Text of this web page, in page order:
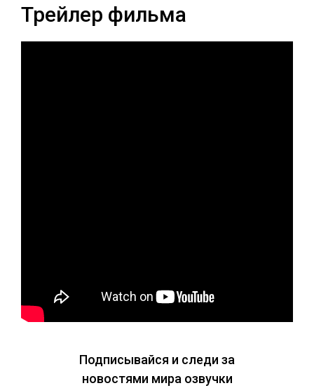
Трейлер фильма
Подписывайся и следи за
новостями мира озвучки